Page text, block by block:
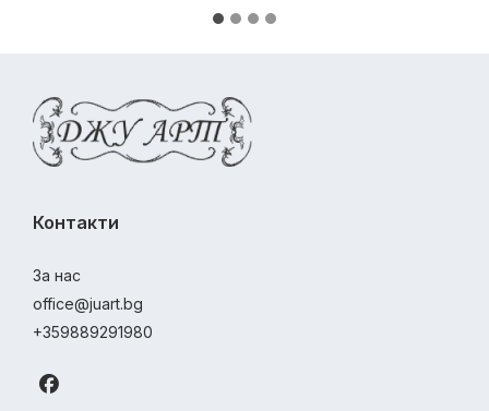
Контакти
За нас
office@juart.bg
+359889291980